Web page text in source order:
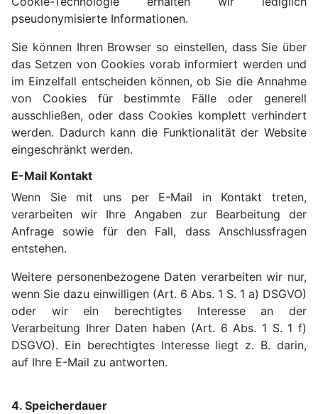
pseudonymisierte Informationen.
Sie können Ihren Browser so einstellen, dass Sie über
das Setzen von Cookies vorab informiert werden und
im Einzelfall entscheiden können, ob Sie die Annahme
von Cookies für bestimmte Fälle oder generell
ausschließen, oder dass Cookies komplett verhindert
werden. Dadurch kann die Funktionalität der Website
eingeschränkt werden.
E-Mail Kontakt
Wenn Sie mit uns per E-Mail in Kontakt treten,
verarbeiten wir Ihre Angaben zur Bearbeitung der
Anfrage sowie für den Fall, dass Anschlussfragen
entstehen.
Weitere personenbezogene Daten verarbeiten wir nur,
wenn Sie dazu einwilligen (Art. 6 Abs. 1 S. 1 a) DSGVO)
oder wir ein berechtigtes Interesse an der
Verarbeitung Ihrer Daten haben (Art. 6 Abs. 1 S. 1 f)
DSGVO). Ein berechtigtes Interesse liegt z. B. darin,
auf Ihre E-Mail zu antworten.
4. Speicherdauer